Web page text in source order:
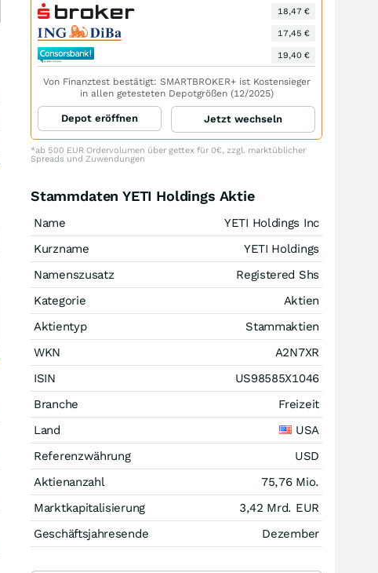
18,47 €
17,45 €
19,40 €
Von Finanztest bestätigt: SMARTBROKER+ ist Kostensieger
in allen getesteten Depotgrößen (12/2025)
Depot eröffnen Jetzt wechseln
*ab 500 EUR Ordervolumen über gettex für 0€, zzgl. marktüblicher
Spreads und Zuwendungen
Stammdaten YETI Holdings Aktie
Name
YETI Holdings Inc
Kurzname
YETI Holdings
Namenszusatz
Registered Shs
Kategorie
Aktien
Aktientyp
Stammaktien
WKN
A2N7XR
ISIN
US98585X1046
Branche
Freizeit
Land
USA
Referenzwährung
USD
Aktienanzahl
75,76 Mio.
Marktkapitalisierung
3,42 Mrd. EUR
Geschäftsjahresende
Dezember